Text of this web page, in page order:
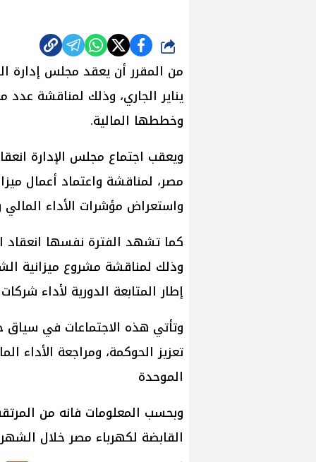
شارك
يناير الجاري، وذلك لمناقشة
وخططها المالية.
ويعقب اجتماع مجلس الإدارة
مصر، لمناقشة واعتماد أعمال
واستعراض مؤشرات الأداء
كما تشهد الفترة نفسها انعقاد
وذلك لمناقشة مشروع ميزانية
إطار المتابعة الدورية لأداء
وتأتي هذه الاجتماعات في سياق
تعزيز الحوكمة، ومراجعة الأداء
الموحدة
وبحسب المعلومات فانه من
القابضة لكهرباء مصر خلال الشهر